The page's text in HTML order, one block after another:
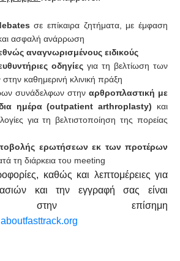
σε επίκαιρα ζητήματα, με έμφαση
ασφαλή ανάρρωση
αναγνωρισμένους ειδικούς
οδηγίες για τη βελτίωση των
καθημερινή κλινική πράξη
συνάδελφων στην αρθροπλαστική με
ημέρα (outpatient arthroplasty) και
για τη βελτιστοποίηση της πορείας
ερωτήσεων εκ των προτέρων
τη διάρκεια του meeting
καθώς και λεπτομέρειες για
και την εγγραφή σας είναι
στην επίσημη